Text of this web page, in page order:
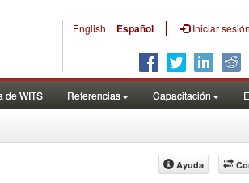
English Español | Iniciar sesión
de WITS Referencias Capacitación
Ayuda